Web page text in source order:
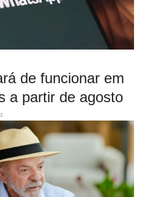
de funcionar em
a partir de agosto